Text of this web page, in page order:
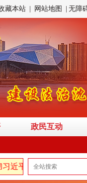
藏本站 网站地图 无障
政民互动
平新时代中国特色